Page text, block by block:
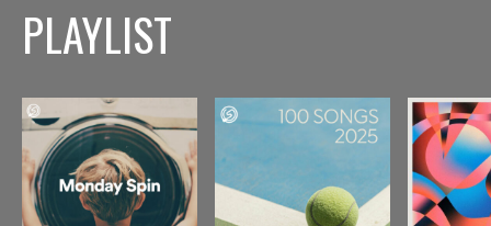
PLAYLIST